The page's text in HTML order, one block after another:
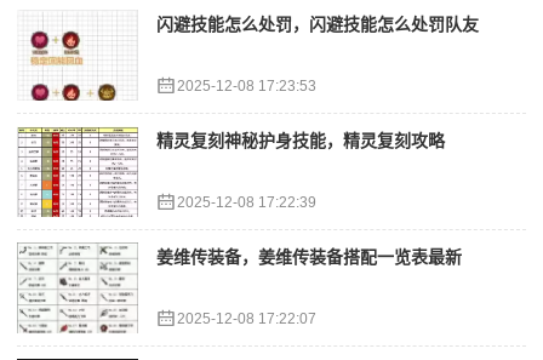
闪避技能怎么处罚，闪避技能怎么处罚队友
2025-12-08 17:23:53
精灵复刻神秘护身技能，精灵复刻攻略
2025-12-08 17:22:39
姜维传装备，姜维传装备搭配一览表最新
2025-12-08 17:22:07